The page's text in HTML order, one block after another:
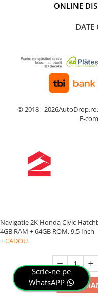
ONLINE
DATE
© 2018 -
E-
Scrie-ne pe
WhatsAPP
Navigatie 2K Honda Civic
4GB RAM + 64GB ROM, 9.5 Inch
+ CADOU